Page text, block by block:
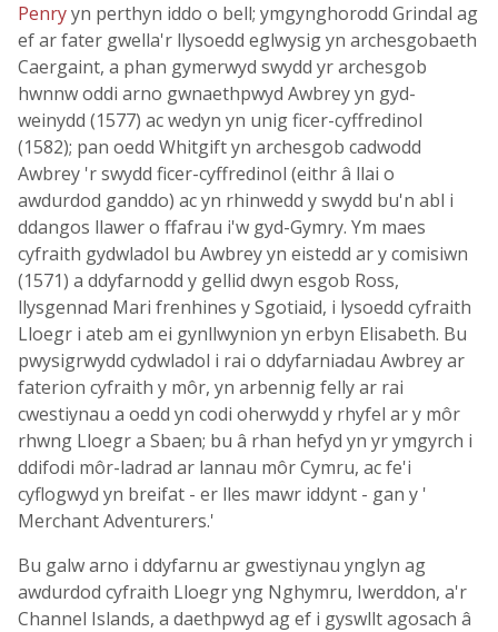
Penryyn perthyn iddo o bell; ymgynghorodd Grindal ag
ef ar fater gwella'r llysoedd eglwysig yn archesgobaeth
Caergaint, a phan gymerwyd swydd yr archesgob
hwnnw oddi arno gwnaethpwyd Awbrey yn gyd-
weinydd (1577) ac wedyn yn unig ficer-cyffredinol
(1582); pan oedd Whitgift yn archesgob cadwodd
Awbrey 'r swydd ficer-cyffredinol (eithr â llai o
awdurdod ganddo) ac yn rhinwedd y swydd bu'n abl i
ddangos llawer o ffafrau i'w gyd-Gymry. Ym maes
cyfraith gydwladol bu Awbrey yn eistedd ar y comisiwn
(1571) a ddyfarnodd y gellid dwyn esgob Ross,
llysgennad Mari frenhines y Sgotiaid, i lysoedd cyfraith
Lloegr i ateb am ei gynllwynion yn erbyn Elisabeth. Bu
pwysigrwydd cydwladol i rai o ddyfarniadau Awbrey ar
faterion cyfraith y môr, yn arbennig felly ar rai
cwestiynau a oedd yn codi oherwydd y rhyfel ar y môr
rhwng Lloegr a Sbaen; bu â rhan hefyd yn yr ymgyrch i
ddifodi môr-ladrad ar lannau môr Cymru, ac fe'i
cyflogwyd yn breifat - er lles mawr iddynt - gan y '
Merchant Adventurers.'
Bu galw arno i ddyfarnu ar gwestiynau ynglyn ag
awdurdod cyfraith Lloegr yng Nghymru, Iwerddon, a'r
Channel Islands, a daethpwyd ag ef i gyswllt agosach â